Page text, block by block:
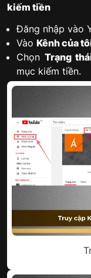
kiếm tiền
Đăng nhập vào
Vào Kênh của
Chọn Trạng
mục kiếm tiền.